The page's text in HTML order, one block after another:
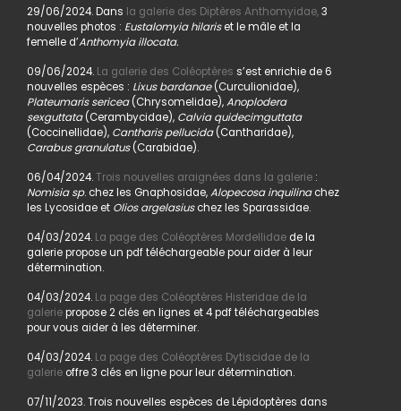
29/06/2024. Dans la galerie des Diptères Anthomyidae,3
nouvelles photos : Eustalomyia hilariset le mâle et la
femelle d’Anthomyia illocata.
09/06/2024.La galerie des Coléoptères s’est enrichie de 6
nouvelles espèces : Lixus bardanae(Curculionidae),
Plateumaris sericea(Chrysomelidae),Anoplodera
sexguttata(Cerambycidae), Calvia quidecimguttata
(Coccinellidae), Cantharis pellucida(Cantharidae),
Carabus granulatus(Carabidae).
06/04/2024.Trois nouvelles araignées dans la galerie:
Nomisia sp. chez les Gnaphosidae,Alopecosa inquilinachez
les Lycosidae et Olios argelasiuschez les Sparassidae.
04/03/2024. La page des Coléoptères Mordellidaede la
galerie propose un pdf téléchargeable pour aider à leur
détermination.
04/03/2024. La page des Coléoptères Histeridae de la
galeriepropose 2 clés en lignes et 4 pdf téléchargeables
pour vous aider à les déterminer.
04/03/2024. La page des Coléoptères Dytiscidae de la
galerieoffre 3 clés en ligne pour leur détermination.
07/11/2023. Trois nouvelles espèces de Lépidoptères dans